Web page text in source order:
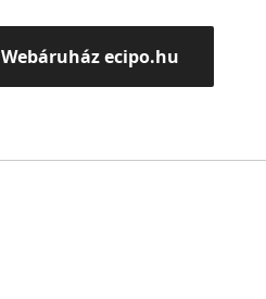
Webáruház ecipo.hu